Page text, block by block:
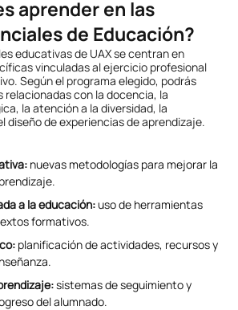
aprender en las
de Educación?
educativas de UAX se centran en
vinculadas al ejercicio profesional
Según el programa elegido, podrás
relacionadas con la docencia, la
la atención a la diversidad, la
diseño de experiencias de aprendizaje.
nuevas metodologías para mejorar la
a la educación:uso de herramientas
formativos.
planificación de actividades, recursos y
sistemas de seguimiento y
del alumnado.